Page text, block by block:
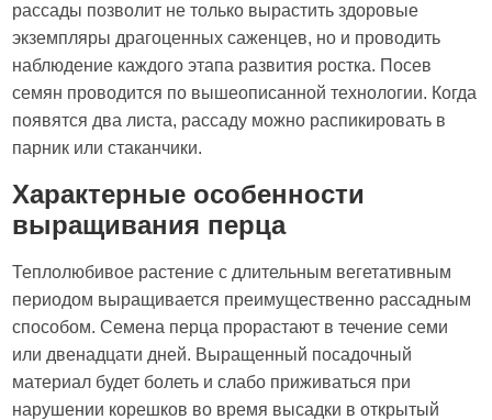
рассады позволит не только вырастить здоровые
экземпляры драгоценных саженцев, но и проводить
наблюдение каждого этапа развития ростка. Посев
семян проводится по вышеописанной технологии. Когда
появятся два листа, рассаду можно распикировать в
парник или стаканчики.
Характерные особенности
выращивания перца
Теплолюбивое растение с длительным вегетативным
периодом выращивается преимущественно рассадным
способом. Семена перца прорастают в течение семи
или двенадцати дней. Выращенный посадочный
материал будет болеть и слабо приживаться при
нарушении корешков во время высадки в открытый